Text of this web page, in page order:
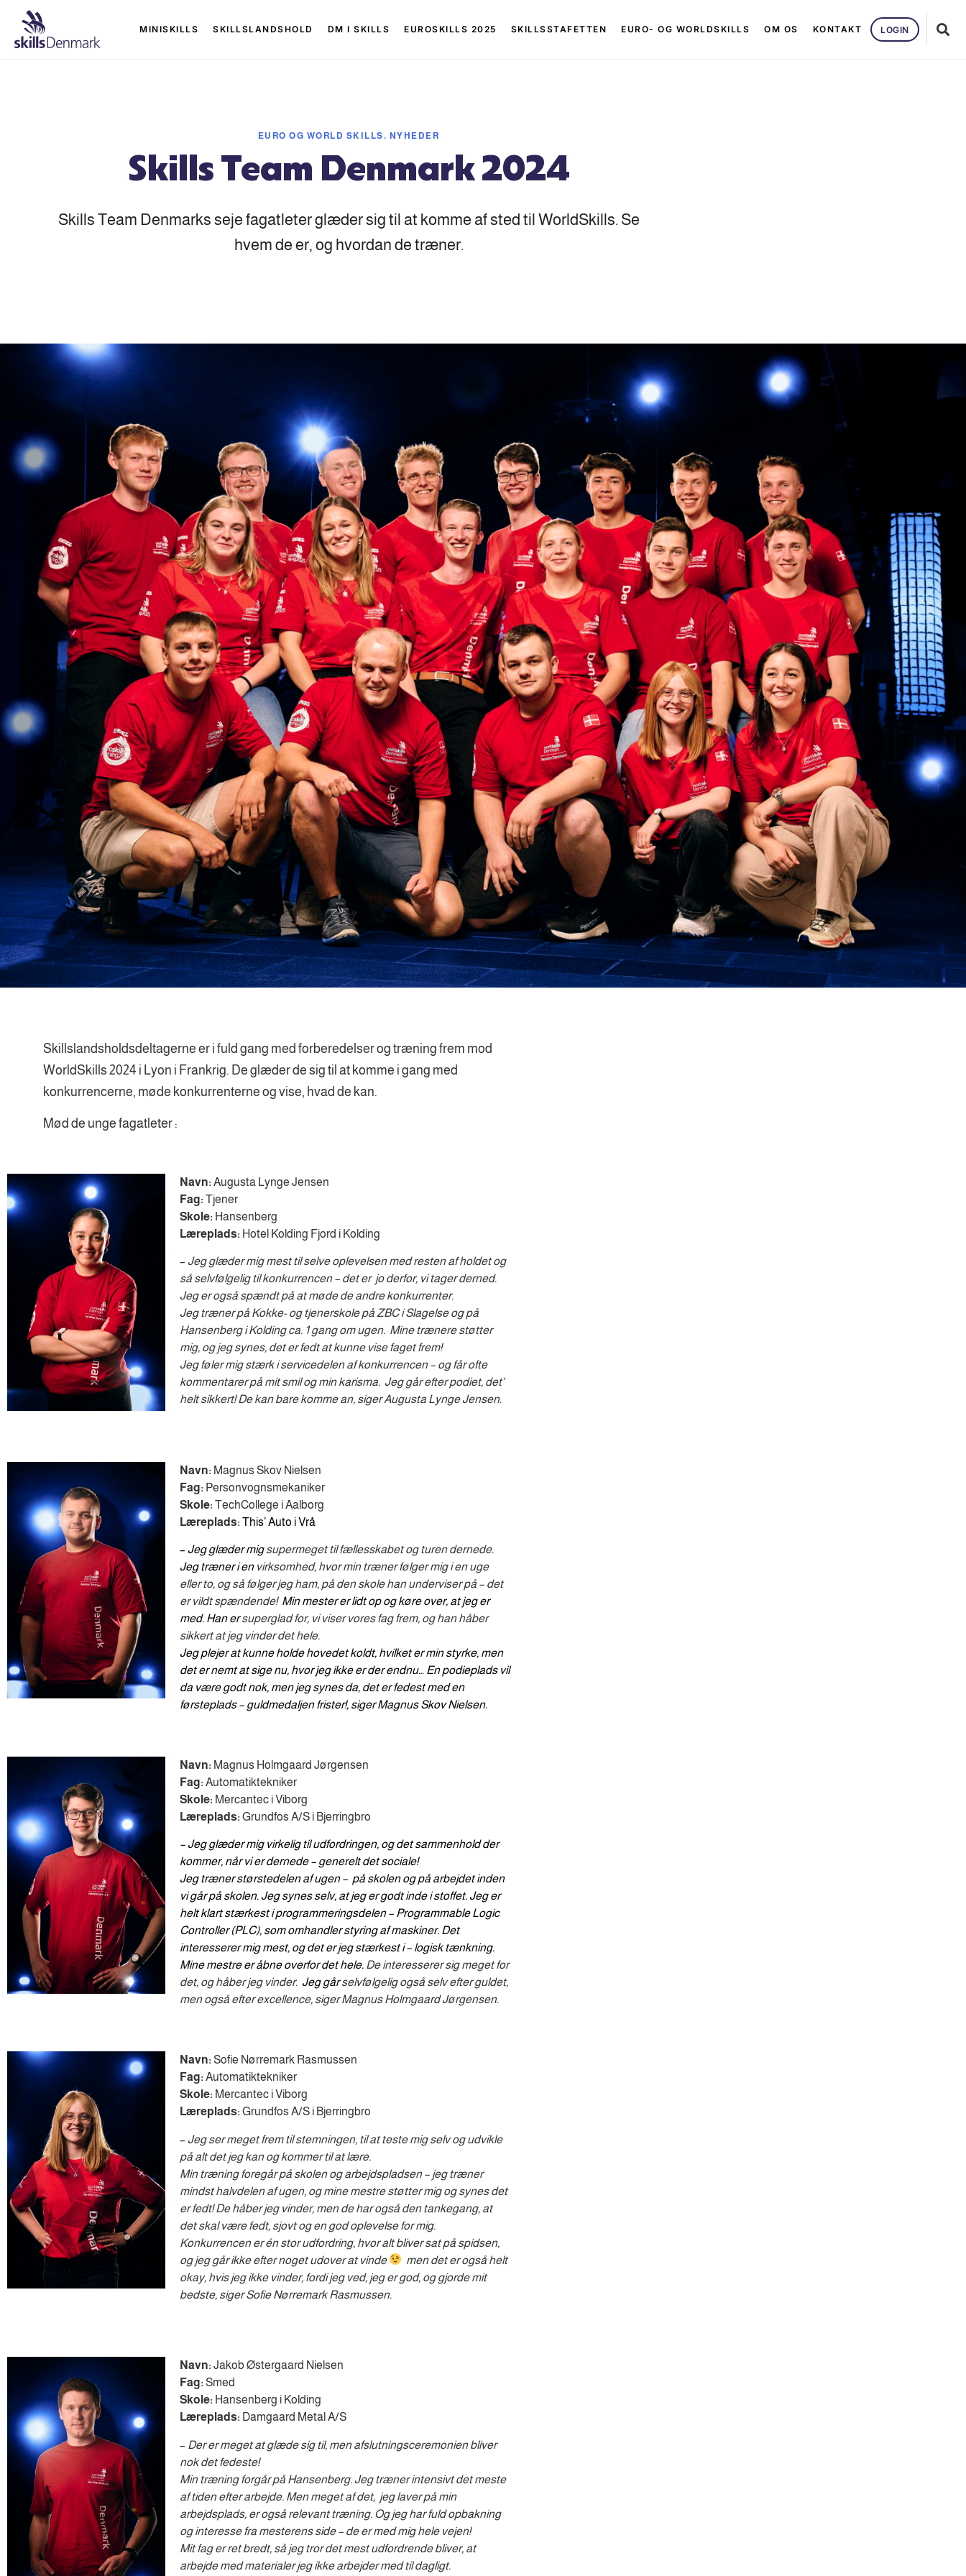
MINISKILLS SKILLSLANDSHOLD DM I SKILLS EUROSKILLS 2025 SKILLSSTAFETTEN EURO- OG WORLDSKILLS OM OS KONTAKT LOGIN
EURO OG WORLD SKILLS , NYHEDER
Skills Team Denmark 2024
Skills Team Denmarks seje fagatleter glæder sig til at komme af sted til WorldSkills. Se
hvem de er, og hvordan de træner.
Skillslandsholdsdeltagerne er i fuld gang med forberedelser og træning frem mod
WorldSkills 2024 i Lyon i Frankrig. De glæder de sig til at komme i gang med
konkurrencerne, møde konkurrenterne og vise, hvad de kan.
Mød de unge fagatleter :
Navn: Augusta Lynge Jensen
Fag: Tjener
Skole: Hansenberg
Læreplads: Hotel Kolding Fjord i Kolding
– Jeg glæder mig mest til selve oplevelsen med resten af holdet og
så selvfølgelig til konkurrencen – det er jo derfor, vi tager derned.
Jeg er også spændt på at møde de andre konkurrenter.
Jeg træner på Kokke- og tjenerskole på ZBC i Slagelse og på
Hansenberg i Kolding ca. 1 gang om ugen. Mine trænere støtter
mig, og jeg synes, det er fedt at kunne vise faget frem!
Jeg føler mig stærk i servicedelen af konkurrencen – og får ofte
kommentarer på mit smil og min karisma. Jeg går efter podiet, det’
helt sikkert! De kan bare komme an, siger Augusta Lynge Jensen.
Navn: Magnus Skov Nielsen
Fag: Personvognsmekaniker
Skole: TechCollege i Aalborg
Læreplads: This’ Auto i Vrå
– Jeg glæder migsupermeget til fællesskabet og turen dernede.
Jeg træner i en virksomhed, hvor min træner følger mig i en uge
eller to, og så følger jeg ham, på den skole han underviser på – det
er vildt spændende! Min mester er lidt op og køre over, at jeg er
med. Han er superglad for, vi viser vores fag frem, og han håber
sikkert at jeg vinder det hele.
Jeg plejer at kunne holde hovedet koldt, hvilket er min styrke, men
det er nemt at sige nu, hvor jeg ikke er der endnu… En podieplads vil
da være godt nok, men jeg synes da, det er fedest med en
førsteplads – guldmedaljen frister!, siger Magnus Skov Nielsen.
Navn: Magnus Holmgaard Jørgensen
Fag: Automatiktekniker
Skole: Mercantec i Viborg
Læreplads: Grundfos A/S i Bjerringbro
– Jeg glæder mig virkelig til udfordringen, og det sammenhold der
kommer, når vi er dernede – generelt det sociale!
Jeg træner størstedelen af ugen – på skolen og på arbejdet inden
vi går på skolen. Jeg synes selv, at jeg er godt inde i stoffet. Jeg er
helt klart stærkest i programmeringsdelen – Programmable Logic
Controller (PLC), som omhandler styring af maskiner. Det
interesserer mig mest, og det er jeg stærkest i – logisk tænkning.
Mine mestre er åbne overfor det hele. De interesserer sig meget for
det, og håber jeg vinder. Jeg går selvfølgelig også selv efter guldet,
men også efter excellence, siger Magnus Holmgaard Jørgensen.
Navn: Sofie Nørremark Rasmussen
Fag: Automatiktekniker
Skole: Mercantec i Viborg
Læreplads: Grundfos A/S i Bjerringbro
– Jeg ser meget frem til stemningen, til at teste mig selv og udvikle
på alt det jeg kan og kommer til at lære.
Min træning foregår på skolen og arbejdspladsen – jeg træner
mindst halvdelen af ugen, og mine mestre støtter mig og synes det
er fedt! De håber jeg vinder, men de har også den tankegang, at
det skal være fedt, sjovt og en god oplevelse for mig.
Konkurrencen er én stor udfordring, hvor alt bliver sat på spidsen,
og jeg går ikke efter noget udover at vinde
men det er også helt
okay, hvis jeg ikke vinder, fordi jeg ved, jeg er god, og gjorde mit
bedste, siger Sofie Nørremark Rasmussen.
Navn: Jakob Østergaard Nielsen
Fag: Smed
Skole: Hansenberg i Kolding
Læreplads: Damgaard Metal A/S
– Der er meget at glæde sig til, men afslutningsceremonien bliver
nok det fedeste!
Min træning forgår på Hansenberg. Jeg træner intensivt det meste
af tiden efter arbejde. Men meget af det, jeg laver på min
arbejdsplads, er også relevant træning. Og jeg har fuld opbakning
og interesse fra mesterens side – de er med mig hele vejen!
Mit fag er ret bredt, så jeg tror det mest udfordrende bliver, at
arbejde med materialer jeg ikke arbejder med til dagligt.